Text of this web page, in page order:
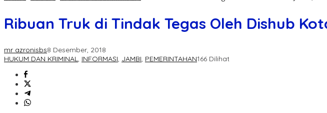
Ribuan Truk di Tindak Tegas Oleh Dishub
mr azronisbs8 Desember, 2018
HUKUM DAN KRIMINAL, INFORMASI, JAMBI, PEMERINTAHAN166 Dilihat